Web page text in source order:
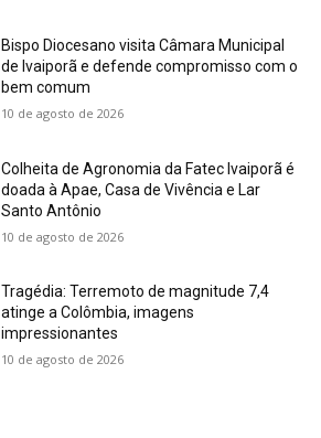
Bispo Diocesano visita Câmara Municipal
de Ivaiporã e defende compromisso com o
bem comum
10 de agosto de 2026
Colheita de Agronomia da Fatec Ivaiporã é
doada à Apae, Casa de Vivência e Lar
Santo Antônio
10 de agosto de 2026
Tragédia: Terremoto de magnitude 7,4
atinge a Colômbia, imagens
impressionantes
10 de agosto de 2026